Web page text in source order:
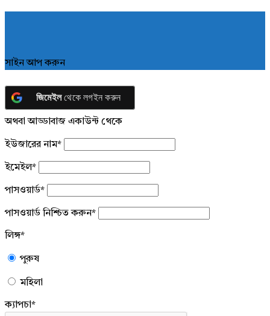
সাইন আপ করুন
জিমেইলথেকে লগইন করুন
অথবা আড্ডাবাজ একাউন্ট থেকে
ইউজারের নাম*
ইমেইল*
পাসওয়ার্ড*
পাসওয়ার্ড নিশ্চিত করুন*
লিঙ্গ*
পুরুষ
মহিলা
ক্যাপচা*